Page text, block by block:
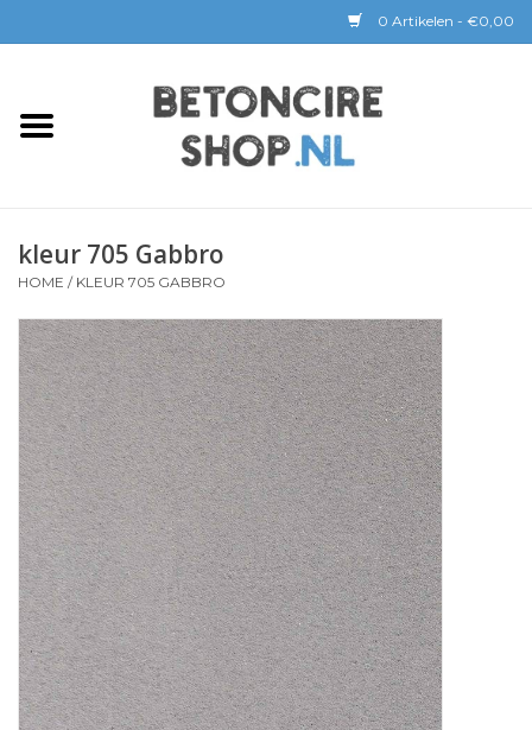
0 Artikelen - €0,00
Home
BaseBeton | Kant & Klaar
Sichtbeton
GEREEDSCHAP &
COATINGS
Verwerking
kleur 705 Gabbro
HOME / KLEUR 705 GABBRO